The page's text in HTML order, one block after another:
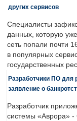
других сервисов
Специалисты
данных, которую
сеть попали почти
в популярных
государственных
Разработчики ПО для
заявление о
Разработчик
системы «Аврора»